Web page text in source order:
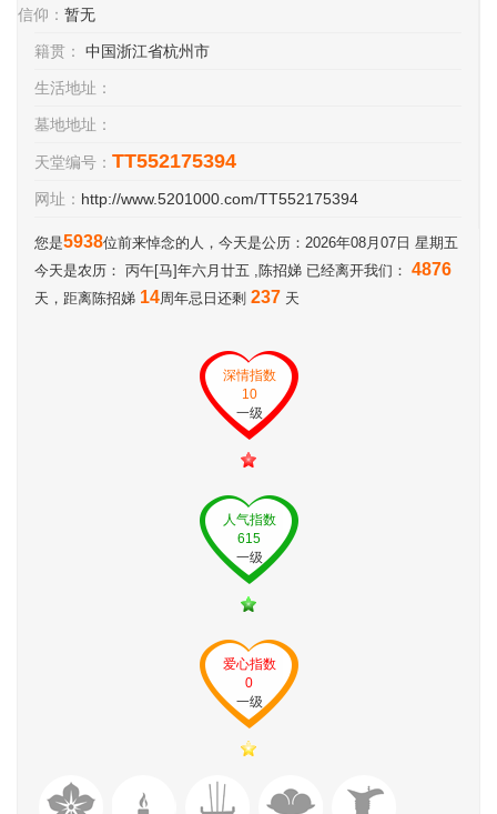
信仰： 暂无
籍贯： 中国浙江省杭州市
生活地址：
墓地地址：
天堂编号： TT552175394
网址： http://www.5201000.com/TT552175394
您是5938位前来悼念的人，今天是公历：2026年08月07日 星期五
今天是农历： 丙午[马]年六月廿五 ,陈招娣 已经离开我们： 4876
天，距离陈招娣 14周年忌日还剩 237 天
深情指数
10
一级
人气指数
615
一级
爱心指数
0
一级